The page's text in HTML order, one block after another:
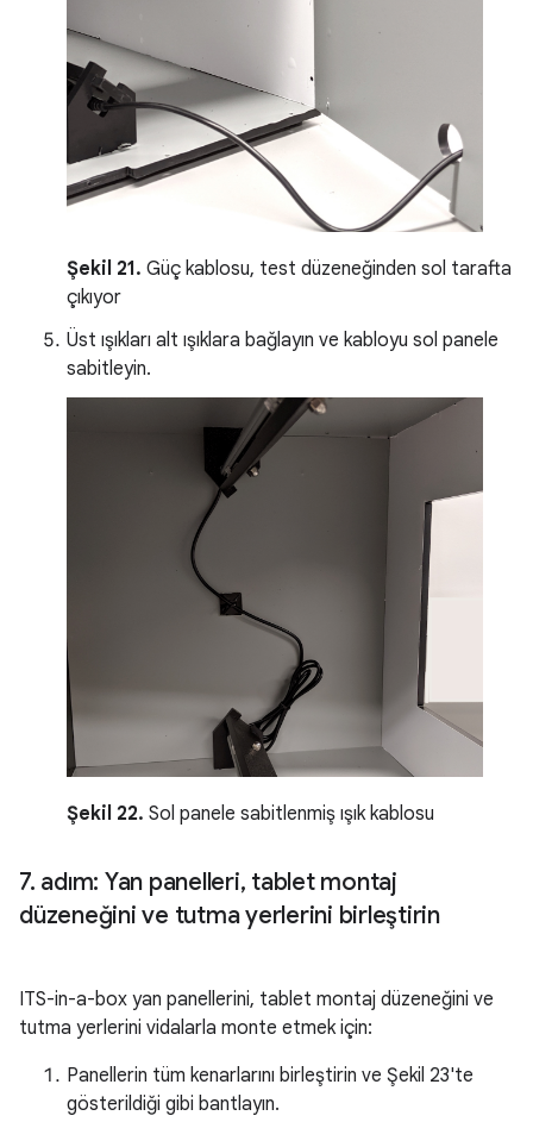
Şekil 21. Güç kablosu, test düzeneğinden sol tarafta
çıkıyor
Üst ışıkları alt ışıklara bağlayın ve kabloyu sol panele
sabitleyin.
Şekil 22. Sol panele sabitlenmiş ışık kablosu
7. adım: Yan panelleri, tablet montaj
düzeneğini ve tutma yerlerini birleştirin
ITS-in-a-box yan panellerini, tablet montaj düzeneğini ve
tutma yerlerini vidalarla monte etmek için:
Panellerin tüm kenarlarını birleştirin ve Şekil 23'te
gösterildiği gibi bantlayın.